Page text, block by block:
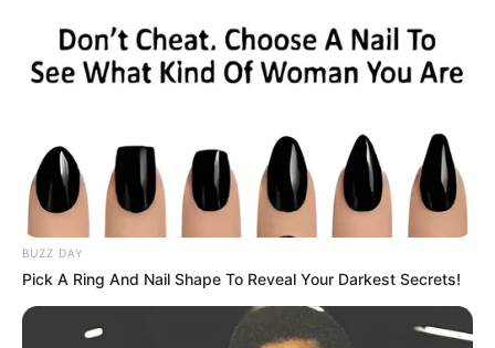
BUZZ DAY
Pick A Ring And Nail Shape To Reveal Your Darkest Secrets!